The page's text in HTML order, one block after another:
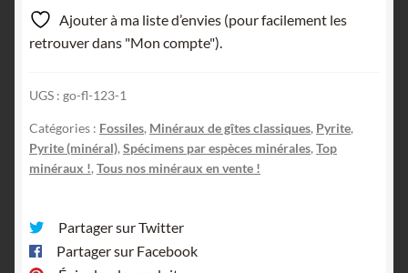
de
Bélemnite,
Saint-
d’Orques,
Sarthe.
Ajouter à ma liste d’envies (pour facilement les
retrouver dans "Mon compte").
UGS : go-fl-123-1
Catégories : Fossiles, Minéraux de gîtes classiques, Pyrite,
Pyrite (minéral), Spécimens par espèces minérales, Top
minéraux !, Tous nos minéraux en vente !
Partager sur Twitter
Partager sur Facebook